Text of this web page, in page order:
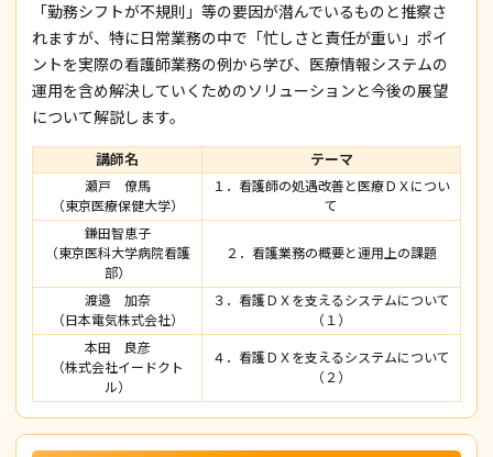
「勤務シフトが不規則」等の要因が潜んでいるものと推察さ
れますが、特に日常業務の中で「忙しさと責任が重い」ポイ
ントを実際の看護師業務の例から学び、医療情報システムの
運用を含め解決していくためのソリューションと今後の展望
について解説します。
講師名 テーマ
瀬戸 僚馬
（東京医療保健大学）
１．看護師の処遇改善と医療ＤＸについ
て
鎌田智恵子
（東京医科大学病院看護
部）
２．看護業務の概要と運用上の課題
渡邉 加奈
（日本電気株式会社）
３．看護ＤＸを支えるシステムについて
（１）
本田 良彦
（株式会社イードクト
ル）
４．看護ＤＸを支えるシステムについて
（２）